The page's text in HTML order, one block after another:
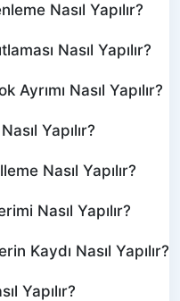
Nasıl Yapılır?
Nasıl Yapılır?
Ayrımı Nasıl Yapılır?
Yapılır?
Nasıl Yapılır?
Nasıl Yapılır?
Kaydı Nasıl Yapılır?
Yapılır?